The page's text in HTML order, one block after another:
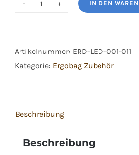
Spinne
Menge
IN DEN
Artikelnummer: ERD-LED-001-011
Kategorie: Ergobag Zubehör
Beschreibung
Beschreibung